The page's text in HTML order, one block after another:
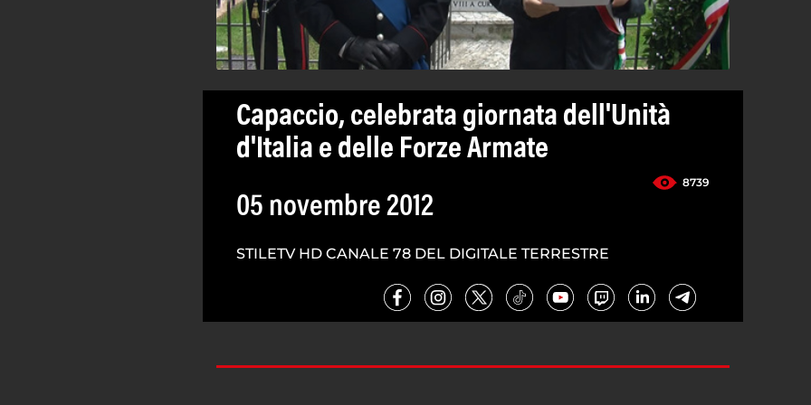
Capaccio, celebrata giornata dell'Unità
d'Italia e delle Forze Armate
8739
05 novembre 2012
STILETV HD CANALE 78 DEL DIGITALE TERRESTRE